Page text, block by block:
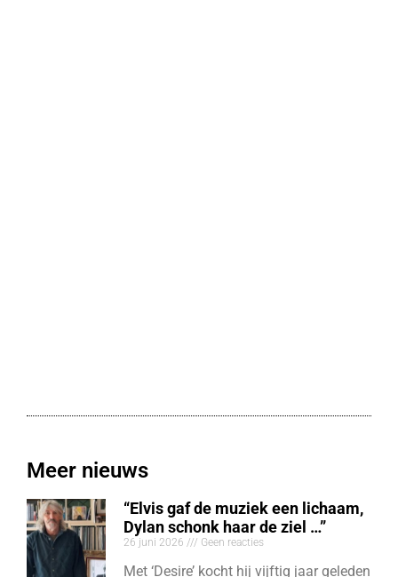
Meer nieuws
“Elvis gaf de muziek een lichaam,
Dylan schonk haar de ziel …”
26 juni 2026 Geen reacties
Met ‘Desire’ kocht hij vijftig jaar geleden